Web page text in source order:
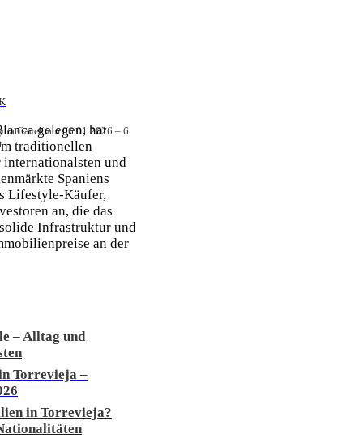
Gacek am 06.01.2026 – 6
gelegen, hat
traditionellen
und
Spaniens
Lifestyle-Käufer,
an, die das
Infrastruktur und
an der
– Alltag und
Torrevieja –
in Torrevieja?